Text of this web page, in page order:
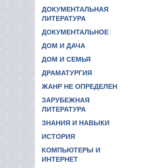
ДОКУМЕНТАЛЬНАЯ
ЛИТЕРАТУРА
ДОКУМЕНТАЛЬНОЕ
ДОМ И ДАЧА
ДОМ И СЕМЬЯ
ДРАМАТУРГИЯ
ЖАНР НЕ ОПРЕДЕЛЕН
ЗАРУБЕЖНАЯ
ЛИТЕРАТУРА
ЗНАНИЯ И НАВЫКИ
ИСТОРИЯ
КОМПЬЮТЕРЫ И
ИНТЕРНЕТ